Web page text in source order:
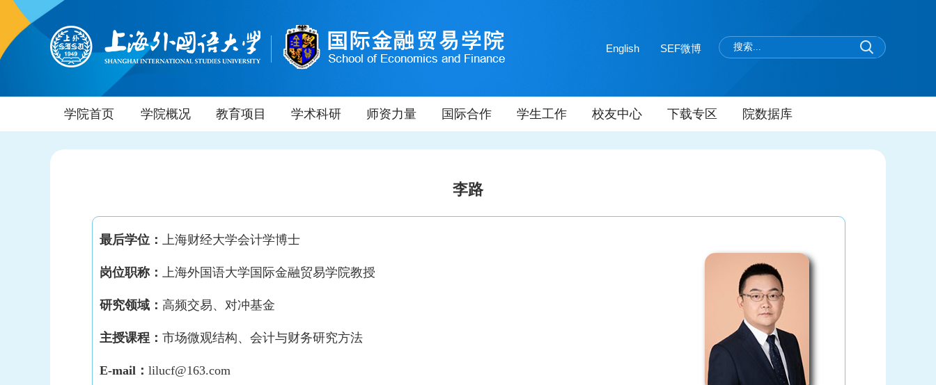
English SEF微博
学院首页 学院概况 教育项目 学术科研 师资力量 国际合作 学生工作 校友中心 下载专区 院数据库
李路
最后学位： 上海财经大学会计学博士
岗位职称： 上海外国语大学国际金融贸易学院教授
研究领域： 高频交易、对冲基金
主授课程： 市场微观结构、会计与财务研究方法
E-mail： lilucf@163.com